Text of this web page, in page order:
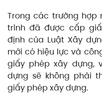
Trong các trường hợp
trình đã được cấp
định của Luật Xây
mới có hiệu lực và
giấy phép xây dựng,
dựng sẽ không phải
giấy phép xây dựng.